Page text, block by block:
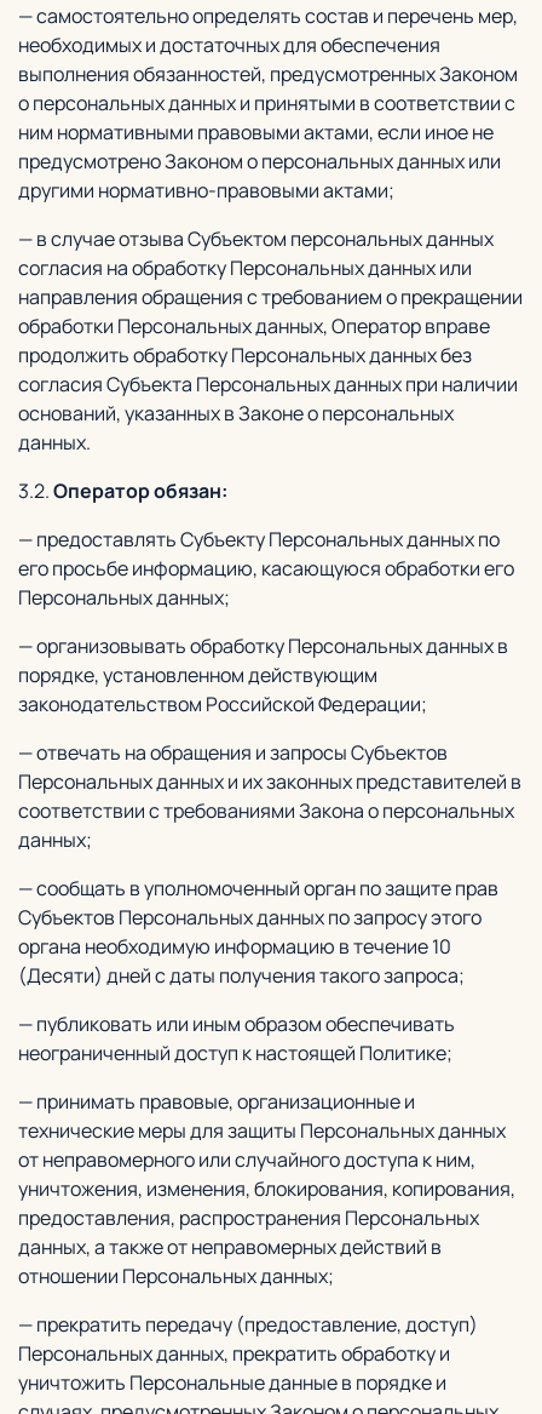
— самостоятельно определять состав и перечень мер,
необходимых и достаточных для обеспечения
выполнения обязанностей, предусмотренных Законом
о персональных данных и принятыми в соответствии с
ним нормативными правовыми актами, если иное не
предусмотрено Законом о персональных данных или
другими нормативно-правовыми актами;
— в случае отзыва Субъектом персональных данных
согласия на обработку Персональных данных или
направления обращения с требованием о прекращении
обработки Персональных данных, Оператор вправе
продолжить обработку Персональных данных без
согласия Субъекта Персональных данных при наличии
оснований, указанных в Законе о персональных
данных.
3.2.Оператор обязан:
— предоставлять Субъекту Персональных данных по
его просьбе информацию, касающуюся обработки его
Персональных данных;
— организовывать обработку Персональных данных в
порядке, установленном действующим
законодательством Российской Федерации;
— отвечать на обращения и запросы Субъектов
Персональных данных и их законных представителей в
соответствии с требованиями Закона о персональных
данных;
— сообщать в уполномоченный орган по защите прав
Субъектов Персональных данных по запросу этого
органа необходимую информацию в течение 10
(Десяти) дней с даты получения такого запроса;
— публиковать или иным образом обеспечивать
неограниченный доступ к настоящей Политике;
— принимать правовые, организационные и
технические меры для защиты Персональных данных
от неправомерного или случайного доступа к ним,
уничтожения, изменения, блокирования, копирования,
предоставления, распространения Персональных
данных, а также от неправомерных действий в
отношении Персональных данных;
— прекратить передачу (предоставление, доступ)
Персональных данных, прекратить обработку и
уничтожить Персональные данные в порядке и